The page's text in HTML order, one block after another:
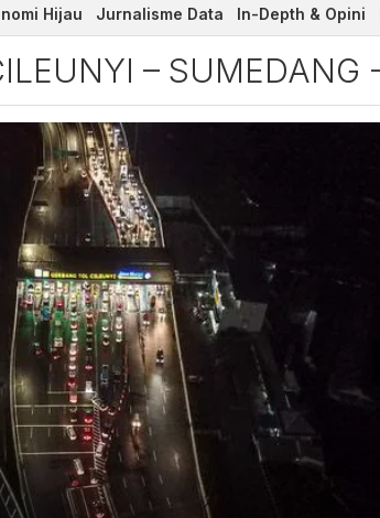
Hijau Jurnalisme Data In-Depth & Opini
– Sumedang
– SUMEDANG